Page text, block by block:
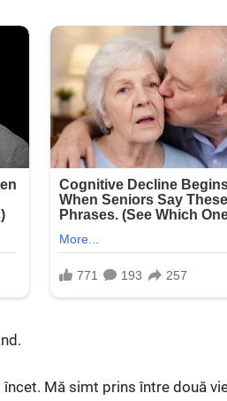
încet. Mă simt prins între două